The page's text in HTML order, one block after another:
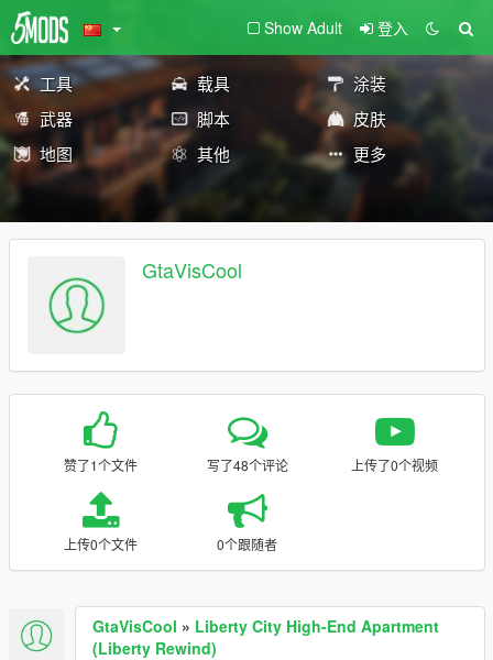
Show Adult 登入
工具 载具
涂装
武器
脚本
皮肤
地图
其他 更多
GtaVisCool
赞了1个文件 写了48个评论 上传了0个视频
上传0个文件 0个跟随者
GtaVisCool » Liberty City High-End Apartment
(Liberty Rewind)